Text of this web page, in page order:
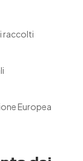
raccolti
Europea